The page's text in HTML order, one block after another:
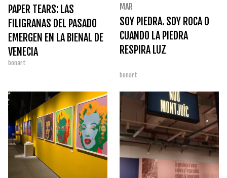
PAPER TEARS: LAS
FILIGRANAS DEL PASADO
EMERGEN EN LA BIENAL DE
VENECIA
bonart
MAR
SOY PIEDRA. SOY ROCA O
CUANDO LA PIEDRA
RESPIRA LUZ
bonart